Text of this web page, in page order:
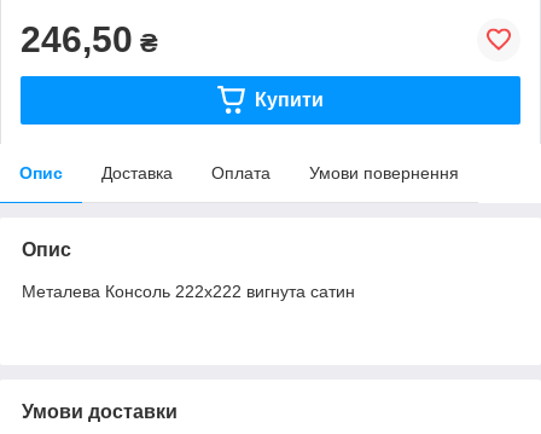
246,50 ₴
Купити
Опис Доставка Оплата Умови повернення
Опис
Металева Консоль 222х222 вигнута сатин
Умови доставки